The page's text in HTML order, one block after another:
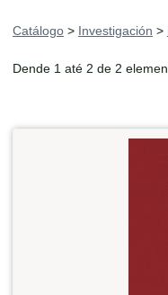
Catálogo > Investigación >
Dende 1 até 2 de 2